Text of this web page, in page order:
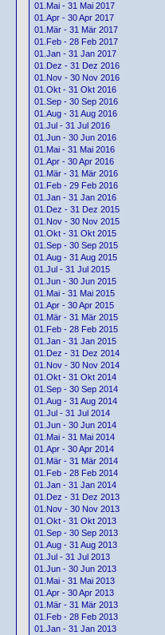
01.Mai - 31 Mai 2017
01.Apr - 30 Apr 2017
01.Mär - 31 Mär 2017
01.Feb - 28 Feb 2017
01.Jan - 31 Jan 2017
01.Dez - 31 Dez 2016
01.Nov - 30 Nov 2016
01.Okt - 31 Okt 2016
01.Sep - 30 Sep 2016
01.Aug - 31 Aug 2016
01.Jul - 31 Jul 2016
01.Jun - 30 Jun 2016
01.Mai - 31 Mai 2016
01.Apr - 30 Apr 2016
01.Mär - 31 Mär 2016
01.Feb - 29 Feb 2016
01.Jan - 31 Jan 2016
01.Dez - 31 Dez 2015
01.Nov - 30 Nov 2015
01.Okt - 31 Okt 2015
01.Sep - 30 Sep 2015
01.Aug - 31 Aug 2015
01.Jul - 31 Jul 2015
01.Jun - 30 Jun 2015
01.Mai - 31 Mai 2015
01.Apr - 30 Apr 2015
01.Mär - 31 Mär 2015
01.Feb - 28 Feb 2015
01.Jan - 31 Jan 2015
01.Dez - 31 Dez 2014
01.Nov - 30 Nov 2014
01.Okt - 31 Okt 2014
01.Sep - 30 Sep 2014
01.Aug - 31 Aug 2014
01.Jul - 31 Jul 2014
01.Jun - 30 Jun 2014
01.Mai - 31 Mai 2014
01.Apr - 30 Apr 2014
01.Mär - 31 Mär 2014
01.Feb - 28 Feb 2014
01.Jan - 31 Jan 2014
01.Dez - 31 Dez 2013
01.Nov - 30 Nov 2013
01.Okt - 31 Okt 2013
01.Sep - 30 Sep 2013
01.Aug - 31 Aug 2013
01.Jul - 31 Jul 2013
01.Jun - 30 Jun 2013
01.Mai - 31 Mai 2013
01.Apr - 30 Apr 2013
01.Mär - 31 Mär 2013
01.Feb - 28 Feb 2013
01.Jan - 31 Jan 2013